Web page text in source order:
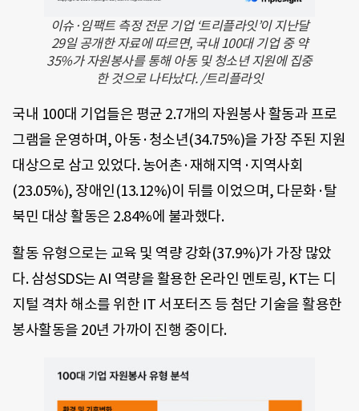
이슈·임팩트 측정 전문 기업 ‘트리플라잇’이 지난달
29일 공개한 자료에 따르면, 국내 100대 기업 중 약
35%가 자원봉사를 통해 아동 및 청소년 지원에 집중
한 것으로 나타났다. /트리플라잇
국내 100대 기업들은 평균 2.7개의 자원봉사 활동과 프로
그램을 운영하며, 아동·청소년(34.75%)을 가장 주된 지원
대상으로 삼고 있었다. 농어촌·재해지역·지역사회
(23.05%), 장애인(13.12%)이 뒤를 이었으며, 다문화·탈
북민 대상 활동은 2.84%에 불과했다.
활동 유형으로는 교육 및 역량 강화(37.9%)가 가장 많았
다. 삼성SDS는 AI 역량을 활용한 온라인 멘토링, KT는 디
지털 격차 해소를 위한 IT 서포터즈 등 첨단 기술을 활용한
봉사활동을 20년 가까이 진행 중이다.